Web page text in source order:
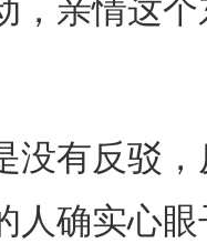
，亲情这
有反驳，
人确实心眼